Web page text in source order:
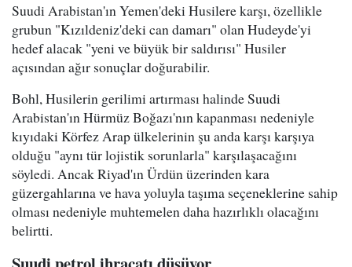
Suudi Arabistan'ın Yemen'deki Husilere karşı, özellikle
grubun "Kızıldeniz'deki can damarı" olan Hudeyde'yi
hedef alacak "yeni ve büyük bir saldırısı" Husiler
açısından ağır sonuçlar doğurabilir.
Bohl, Husilerin gerilimi artırması halinde Suudi
Arabistan'ın Hürmüz Boğazı'nın kapanması nedeniyle
kıyıdaki Körfez Arap ülkelerinin şu anda karşı karşıya
olduğu "aynı tür lojistik sorunlarla" karşılaşacağını
söyledi. Ancak Riyad'ın Ürdün üzerinden kara
güzergahlarına ve hava yoluyla taşıma seçeneklerine sahip
olması nedeniyle muhtemelen daha hazırlıklı olacağını
belirtti.